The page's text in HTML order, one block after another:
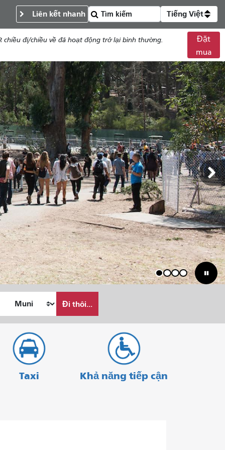
Liên kết nhanh Tiếng Việt
chiều đi/chiều về đã hoạt động trở lại bình thường.
Đặt
mua
1 2 3 4
Đi thôi...
Taxi Khả năng tiếp cận